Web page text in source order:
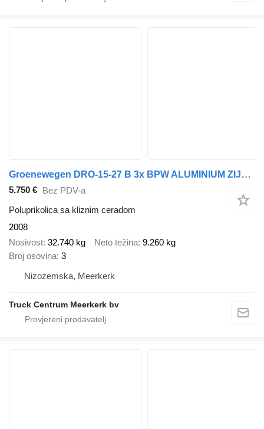
Groenewegen DRO-15-27 B 3x BPW ALUMINIUM ZIJBORDEN LAADKLEP LIFT-STUURAS
5.750 € Bez PDV-a
Poluprikolica sa kliznim ceradom
2008
Nosivost 32.740 kg Neto težina 9.260 kg
Broj osovina 3
Nizozemska, Meerkerk
Truck Centrum Meerkerk bv